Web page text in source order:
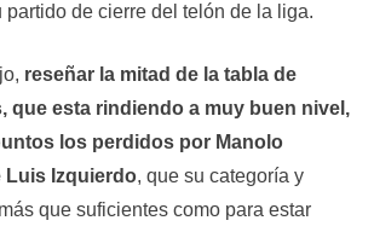
partido de cierre del telón de la liga.
reseñar la mitad de la tabla de
que esta rindiendo a muy buen nivel,
los perdidos por Manolo
Luis Izquierdo, que su categoría y
que suficientes como para estar